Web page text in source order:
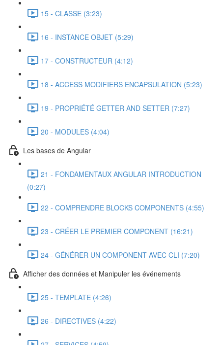
15 - CLASSE (3:23)
16 - INSTANCE OBJET (5:29)
17 - CONSTRUCTEUR (4:12)
18 - ACCESS MODIFIERS ENCAPSULATION (5:23)
19 - PROPRIÉTÉ GETTER AND SETTER (7:27)
20 - MODULES (4:04)
Les bases de Angular
21 - FONDAMENTAUX ANGULAR INTRODUCTION
(0:27)
22 - COMPRENDRE BLOCKS COMPONENTS (4:55)
23 - CRÉER LE PREMIER COMPONENT (16:21)
24 - GÉNÉRER UN COMPONENT AVEC CLI (7:20)
Afficher des données et Manipuler les événements
25 - TEMPLATE (4:26)
26 - DIRECTIVES (4:22)